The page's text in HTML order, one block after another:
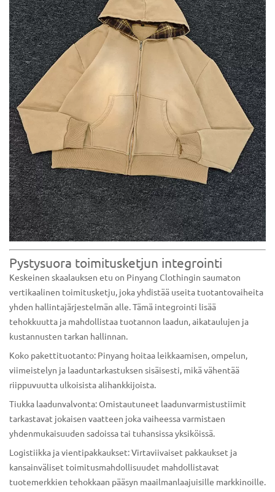
Pystysuora toimitusketjun integrointi
Keskeinen skaalauksen etu on Pinyang Clothingin saumaton
vertikaalinen toimitusketju, joka yhdistää useita tuotantovaiheita
yhden hallintajärjestelmän alle. Tämä integrointi lisää
tehokkuutta ja mahdollistaa tuotannon laadun, aikataulujen ja
kustannusten tarkan hallinnan.
Koko pakettituotanto: Pinyang hoitaa leikkaamisen, ompelun,
viimeistelyn ja laaduntarkastuksen sisäisesti, mikä vähentää
riippuvuutta ulkoisista alihankkijoista.
Tiukka laadunvalvonta: Omistautuneet laadunvarmistustiimit
tarkastavat jokaisen vaatteen joka vaiheessa varmistaen
yhdenmukaisuuden sadoissa tai tuhansissa yksiköissä.
Logistiikka ja vientipakkaukset: Virtaviivaiset pakkaukset ja
kansainväliset toimitusmahdollisuudet mahdollistavat
tuotemerkkien tehokkaan pääsyn maailmanlaajuisille markkinoille.